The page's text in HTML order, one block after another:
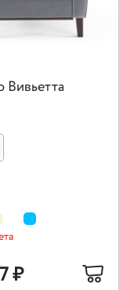
Вивьетта
₽